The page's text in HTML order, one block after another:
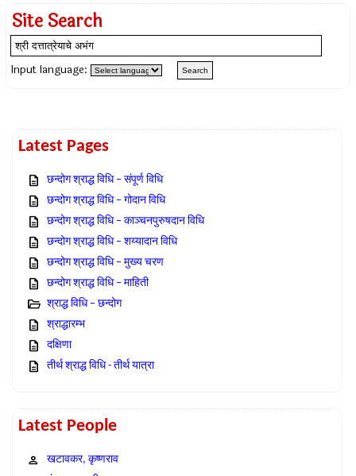
Site Search
Input language:
Latest Pages
छन्दोग श्राद्ध विधि – संपूर्ण विधि
छन्दोग श्राद्ध विधि – गोदान विधि
छन्दोग श्राद्ध विधि – काञ्चनपुरुषदान विधि
छन्दोग श्राद्ध विधि – शय्यादान विधि
छन्दोग श्राद्ध विधि – मुख्य चरण
छन्दोग श्राद्ध विधि – माहिती
श्राद्ध विधि – छन्दोग
श्राद्धारम्भ
दक्षिणा
तीर्थ श्राद्ध विधि - तीर्थ यात्रा
Latest People
खटावकर, कृष्णराव